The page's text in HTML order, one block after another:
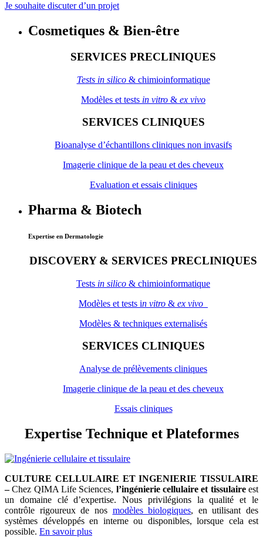
Je souhaite discuter d’un projet
Cosmetiques & Bien-être
SERVICES PRECLINIQUES
Tests in silico& chimioinformatique
Modèles et tests in vitro & ex vivo
SERVICES CLINIQUES
Bioanalyse d’échantillons cliniques non invasifs
Imagerie clinique de la peau et des cheveux
Evaluation et essais cliniques
Pharma & Biotech
Expertise en Dermatologie
DISCOVERY & SERVICES PRECLINIQUES
Tests in silico & chimioinformatique
Modèles et tests in vitro & ex vivo
Modèles & techniques externalisés
SERVICES CLINIQUES
Analyse de prélèvements cliniques
Imagerie clinique de la peau et des cheveux
Essais cliniques
Expertise Technique et Plateformes
CULTURE CELLULAIRE ET INGENIERIE TISSULAIRE
–Chez QIMA Life Sciences, l’ingénierie cellulaire et tissulaireest
un domaine clé d’expertise. Nous privilégions la qualité et le
contrôle rigoureux de nos modèles biologiques, en utilisant des
systèmes développés en interne ou disponibles, lorsque cela est
possible. En savoir plus